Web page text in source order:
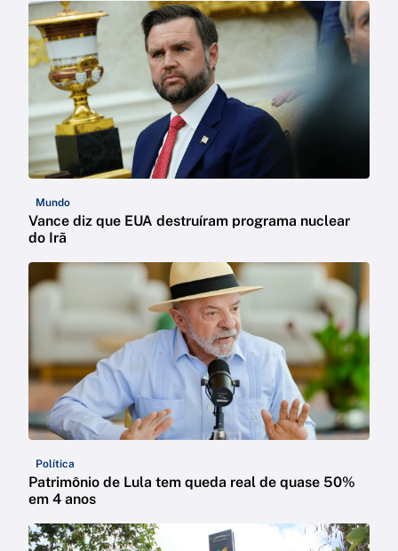
Mundo
Vance diz que EUA destruíram programa nuclear
do Irã
Política
Patrimônio de Lula tem queda real de quase 50%
em 4 anos